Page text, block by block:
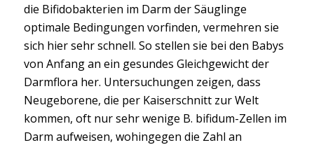
die Bifidobakterien im Darm der Säuglinge
optimale Bedingungen vorfinden, vermehren sie
sich hier sehr schnell. So stellen sie bei den Babys
von Anfang an ein gesundes Gleichgewicht der
Darmflora her. Untersuchungen zeigen, dass
Neugeborene, die per Kaiserschnitt zur Welt
kommen, oft nur sehr wenige B. bifidum-Zellen im
Darm aufweisen, wohingegen die Zahl an